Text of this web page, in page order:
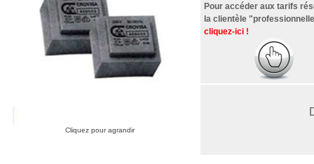
Cliquez pour agrandir
Pour accéder aux tarifs
la clientèle
cliquez-ici !